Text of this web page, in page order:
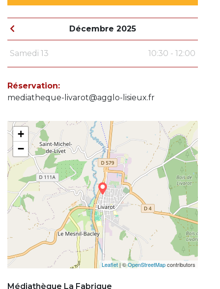
Décembre 2025
Samedi 13 10:30 - 12:00
Réservation:
mediatheque-livarot@agglo-lisieux.fr
+
−
Leaflet | ©OpenStreetMapcontributors
Médiathèque La Fabrique